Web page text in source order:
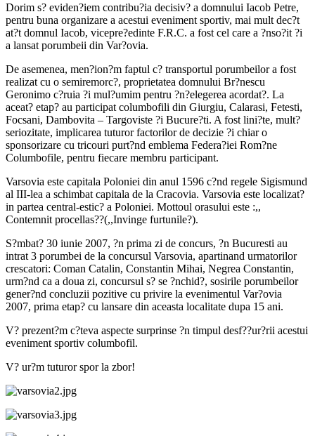
Dorim s? eviden?iem contribu?ia decisiv? a domnului Iacob Petre,
pentru buna organizare a acestui eveniment sportiv, mai mult dec?t
at?t domnul Iacob, vicepre?edinte F.R.C. a fost cel care a ?nso?it ?i
a lansat porumbeii din Var?ovia.
De asemenea, men?ion?m faptul c? transportul porumbeilor a fost
realizat cu o semiremorc?, proprietatea domnului Br?nescu
Geronimo c?ruia ?i mul?umim pentru ?n?elegerea acordat?. La
aceat? etap? au participat columbofili din Giurgiu, Calarasi, Fetesti,
Focsani, Dambovita – Targoviste ?i Bucure?ti. A fost lini?te, mult?
seriozitate, implicarea tuturor factorilor de decizie ?i chiar o
sponsorizare cu tricouri purt?nd emblema Federa?iei Rom?ne
Columbofile, pentru fiecare membru participant.
Varsovia este capitala Poloniei din anul 1596 c?nd regele Sigismund
al III-lea a schimbat capitala de la Cracovia. Varsovia este localizat?
in partea central-estic? a Poloniei. Mottoul orasului este :,,
Contemnit procellas??(,,Invinge furtunile?).
S?mbat? 30 iunie 2007, ?n prima zi de concurs, ?n Bucuresti au
intrat 3 porumbei de la concursul Varsovia, apartinand urmatorilor
crescatori: Coman Catalin, Constantin Mihai, Negrea Constantin,
urm?nd ca a doua zi, concursul s? se ?nchid?, sosirile porumbeilor
gener?nd concluzii pozitive cu privire la evenimentul Var?ovia
2007, prima etap? cu lansare din aceasta localitate dupa 15 ani.
V? prezent?m c?teva aspecte surprinse ?n timpul desf??ur?rii acestui
eveniment sportiv columbofil.
V? ur?m tuturor spor la zbor!